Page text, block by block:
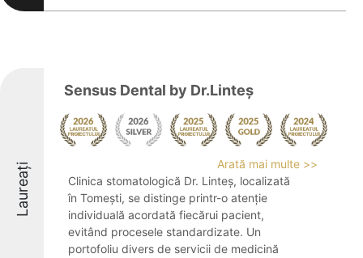
Laureați
Sensus Dental by Dr.Linteș
Arată mai multe >>
Clinica stomatologică Dr. Linteș, localizată
în Tomești, se distinge printr-o atenție
individuală acordată fiecărui pacient,
evitând procesele standardizate. Un
portofoliu divers de servicii de medicină